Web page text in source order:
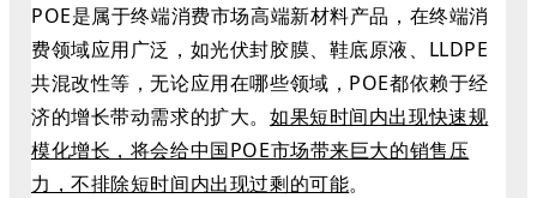
POE是属于终端消费市场高端新材料产品，在终端消
费领域应用广泛，如光伏封胶膜、鞋底原液、LLDPE
共混改性等，无论应用在哪些领域，POE都依赖于经
济的增长带动需求的扩大。 如果短时间内出现快速规
模化增长，将会给中国POE市场带来巨大的销售压
力，不排除短时间内出现过剩的可能。